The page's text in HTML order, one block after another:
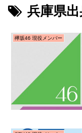
兵庫県
欅坂46 現役メンバー